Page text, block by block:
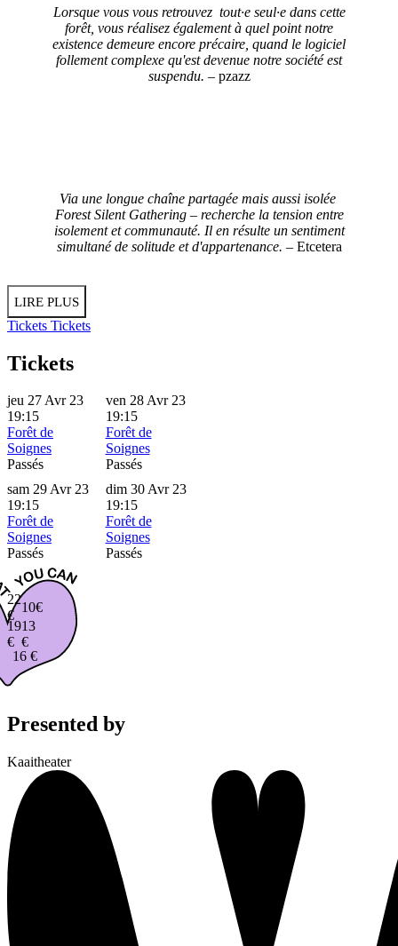
Lorsque vous vous retrouvez tout·e seul·e dans cette
forêt, vous réalisez également à quel point notre
existence demeure encore précaire, quand le logiciel
follement complexe qu'est devenue notre société est
suspendu. – pzazz
Via une longue chaîne partagée mais aussi isolée
Forest Silent Gathering – recherche la tension entre
isolement et communauté. Il en résulte un sentiment
simultané de solitude et d'appartenance. – Etcetera
LIRE PLUS
Tickets Tickets
Tickets
jeu 27 Avr 23
19:15
Forêt de
Soignes
Passés
ven 28 Avr 23
19:15
Forêt de
Soignes
Passés
sam 29 Avr 23
19:15
Forêt de
Soignes
Passés
dim 30 Avr 23
19:15
Forêt de
Soignes
Passés
22
€
19
€
16 €
13
€
10€
Presented by
Kaaitheater